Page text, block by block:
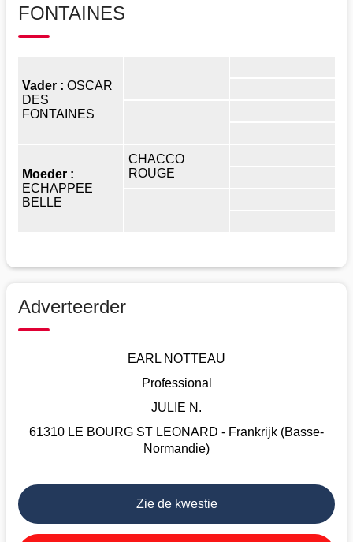
FONTAINES
Vader : OSCAR
DES
FONTAINES
Moeder :
ECHAPPEE
BELLE
CHACCO
ROUGE
Adverteerder
EARL NOTTEAU
Professional
JULIE N.
61310 LE BOURG ST LEONARD - Frankrijk (Basse-
Normandie)
Zie de kwestie